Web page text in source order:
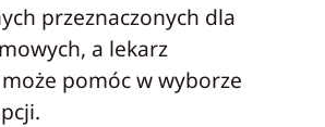
przeznaczonych dla
a lekarz
pomóc w wyborze